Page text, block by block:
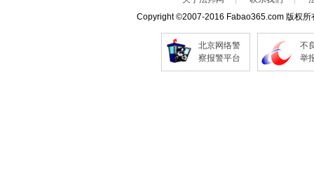
Copyright©2007-2016 Fabao365.com 版权所
北京网络警
察报警平台
不
举